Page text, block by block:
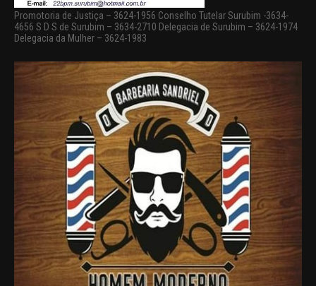
Promotoria de Justiça – 3624-1956 Conselho Tutelar Surubim -3634-
4656 S D S de Surubim – 3634-2710 Delegacia de Surubim – 3624-1974
Delegacia da Mulher – 3624-1983